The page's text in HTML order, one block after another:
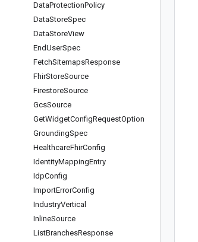
DataProtectionPolicy
DataStoreSpec
DataStoreView
EndUserSpec
FetchSitemapsResponse
FhirStoreSource
FirestoreSource
GcsSource
GetWidgetConfigRequestOption
GroundingSpec
HealthcareFhirConfig
IdentityMappingEntry
IdpConfig
ImportErrorConfig
IndustryVertical
InlineSource
ListBranchesResponse